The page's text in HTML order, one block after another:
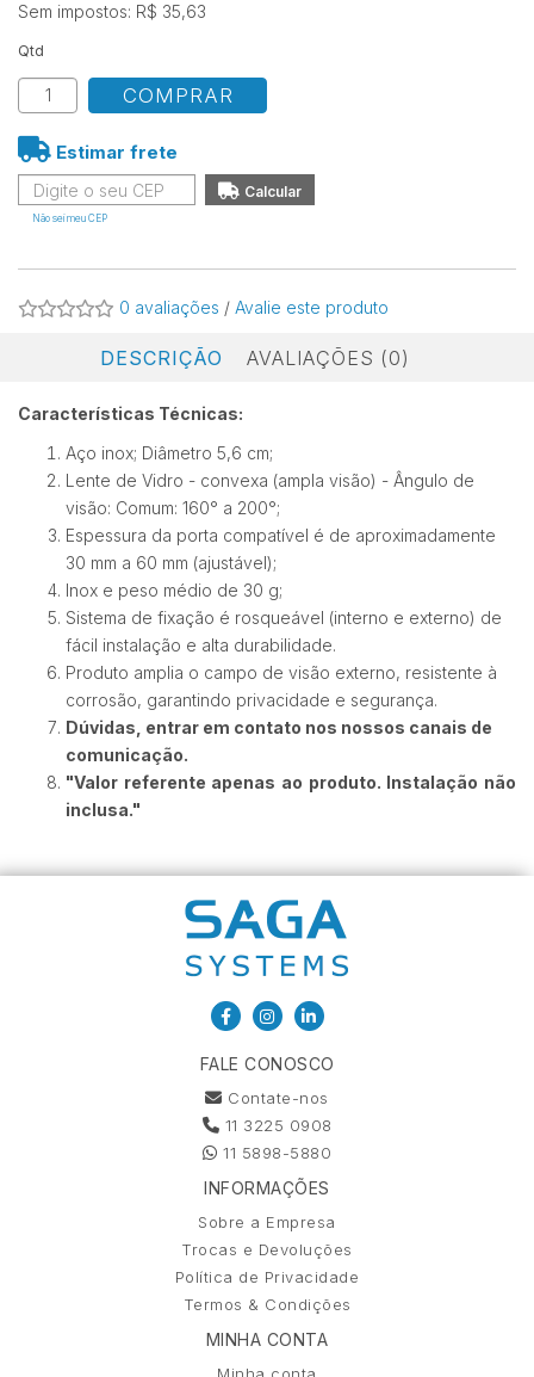
Sem impostos: R$ 35,63
Qtd
COMPRAR
Estimar frete
Não sei meu CEP
0 avaliações / Avalie este produto
DESCRIÇÃO AVALIAÇÕES (0)
Características Técnicas:
Aço inox; Diâmetro 5,6 cm;
Lente de Vidro - convexa (ampla visão) - Ângulo de
visão: Comum: 160° a 200°;
Espessura da porta compatível é de aproximadamente
30 mm a 60 mm (ajustável);
Inox e peso médio de 30 g;
Sistema de fixação é rosqueável (interno e externo) de
fácil instalação e alta durabilidade.
Produto amplia o campo de visão externo, resistente à
corrosão, garantindo privacidade e segurança.
Dúvidas, entrar em contato nos nossos canais de
comunicação.
"Valor referente apenas ao produto. Instalação não
inclusa."
FALE CONOSCO
Contate-nos
11 3225 0908
11 5898-5880
INFORMAÇÕES
Sobre a Empresa
Trocas e Devoluções
Política de Privacidade
Termos & Condições
MINHA CONTA